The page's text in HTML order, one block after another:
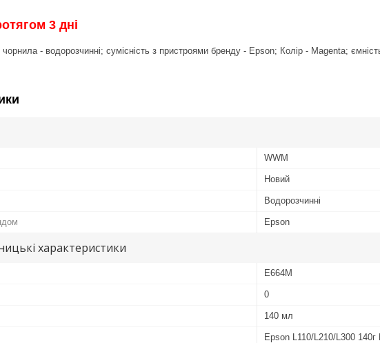
3 дні
- водорозчинні; сумісність з пристроями бренду - Epson; Колір - Magenta;
WWM
Новий
Водорозчинні
Epson
характеристики
E664M
0
140 мл
Epson L110/L210/L300 140г